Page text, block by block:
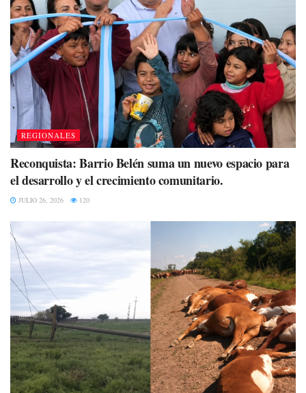
REGIONALES
Reconquista: Barrio Belén suma un nuevo espacio para
el desarrollo y el crecimiento comunitario.
JULIO 26, 2026 120